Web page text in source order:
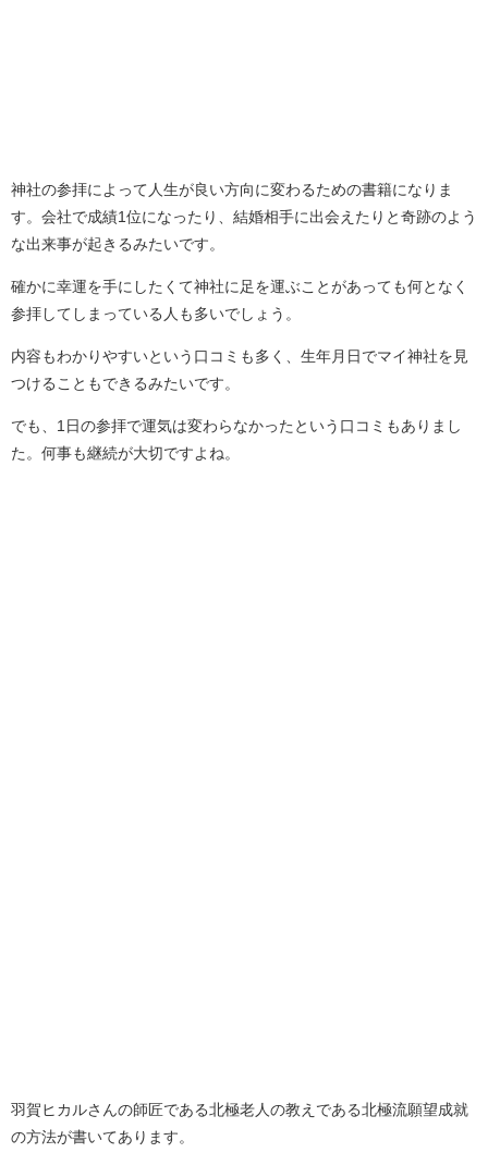
神社の参拝によって人生が良い方向に変わるための書籍になりま
す。会社で成績1位になったり、結婚相手に出会えたりと奇跡のよう
な出来事が起きるみたいです。
確かに幸運を手にしたくて神社に足を運ぶことがあっても何となく
参拝してしまっている人も多いでしょう。
内容もわかりやすいという口コミも多く、生年月日でマイ神社を見
つけることもできるみたいです。
でも、1日の参拝で運気は変わらなかったという口コミもありまし
た。何事も継続が大切ですよね。
羽賀ヒカルさんの師匠である北極老人の教えである北極流願望成就
の方法が書いてあります。